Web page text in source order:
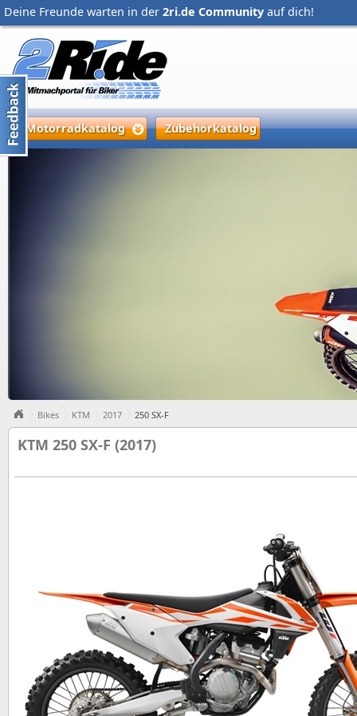
Deine Freunde warten in der 2ri.de Community auf dich!
Motorradkatalog Zubehörkatalog
Bikes KTM 2017 250 SX-F
KTM 250 SX-F (2017)